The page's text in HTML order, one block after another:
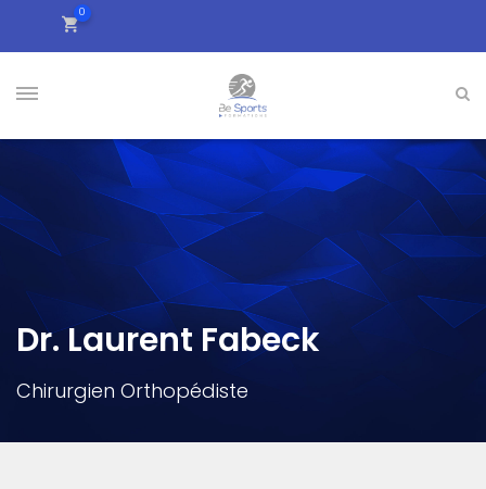
0
Dr. Laurent Fabeck
Chirurgien Orthopédiste